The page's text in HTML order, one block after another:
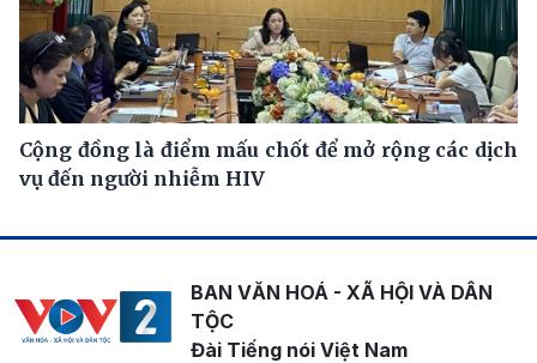
Cộng đồng là điểm mấu chốt để mở rộng các dịch
vụ đến người nhiễm HIV
BAN VĂN HOÁ - XÃ HỘI VÀ DÂN
TỘC
Đài Tiếng nói Việt Nam